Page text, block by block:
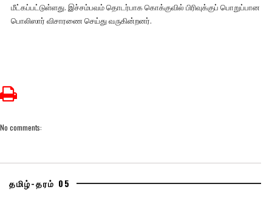
மீட்கப்பட்டுள்ளது. இச்சம்பவம் தொடர்பாக கொக்குவில் பிரிவுக்குப் பொறுப்பான
பொலிஸார் விசாரணை செய்து வருகின்றனர்.
No comments:
தமிழ்-தரம் 05